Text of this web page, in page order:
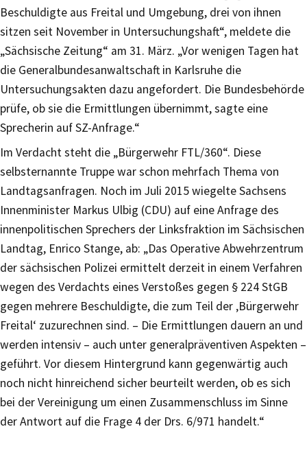
Beschuldigte aus Freital und Umgebung, drei von ihnen
sitzen seit November in Untersuchungshaft“, meldete die
„Sächsische Zeitung“ am 31. März. „Vor wenigen Tagen hat
die Generalbundesanwaltschaft in Karlsruhe die
Untersuchungsakten dazu angefordert. Die Bundesbehörde
prüfe, ob sie die Ermittlungen übernimmt, sagte eine
Sprecherin auf SZ-Anfrage.“
Im Verdacht steht die „Bürgerwehr FTL/360“. Diese
selbsternannte Truppe war schon mehrfach Thema von
Landtagsanfragen. Noch im Juli 2015 wiegelte Sachsens
Innenminister Markus Ulbig (CDU) auf eine Anfrage des
innenpolitischen Sprechers der Linksfraktion im Sächsischen
Landtag, Enrico Stange, ab: „Das Operative Abwehrzentrum
der sächsischen Polizei ermittelt derzeit in einem Verfahren
wegen des Verdachts eines Verstoßes gegen § 224 StGB
gegen mehrere Beschuldigte, die zum Teil der ‚Bürgerwehr
Freital‘ zuzurechnen sind. – Die Ermittlungen dauern an und
werden intensiv – auch unter generalpräventiven Aspekten –
geführt. Vor diesem Hintergrund kann gegenwärtig auch
noch nicht hinreichend sicher beurteilt werden, ob es sich
bei der Vereinigung um einen Zusammenschluss im Sinne
der Antwort auf die Frage 4 der Drs. 6/971 handelt.“